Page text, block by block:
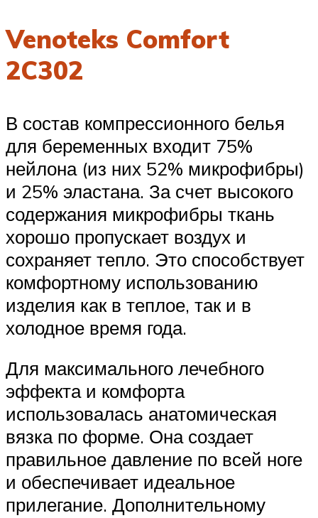
Venoteks Comfort
2C302
В состав компрессионного белья
для беременных входит 75%
нейлона (из них 52% микрофибры)
и 25% эластана. За счет высокого
содержания микрофибры ткань
хорошо пропускает воздух и
сохраняет тепло. Это способствует
комфортному использованию
изделия как в теплое, так и в
холодное время года.
Для максимального лечебного
эффекта и комфорта
использовалась анатомическая
вязка по форме. Она создает
правильное давление по всей ноге
и обеспечивает идеальное
прилегание. Дополнительному